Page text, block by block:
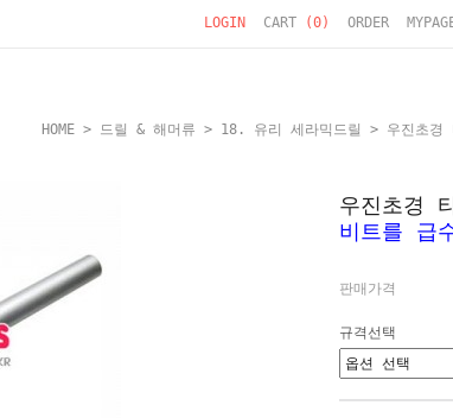
LOGIN CART (0) ORDER
HOME > 드릴 & 해머류 > 18. 유리 세라믹드릴 > 우진초경
우진초경
비트를 급
판매가격
규격선택